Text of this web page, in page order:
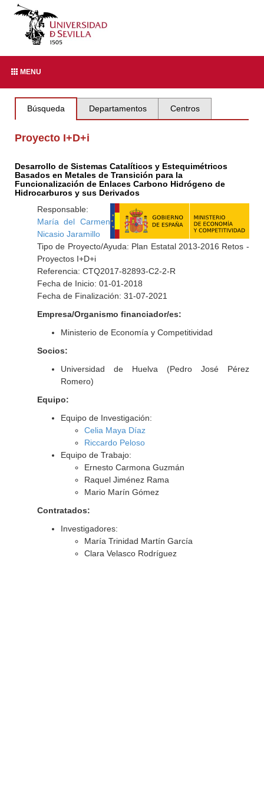
MENU
Búsqueda Departamentos Centros
Proyecto I+D+i
Desarrollo de Sistemas Catalíticos y Estequimétricos
Basados en Metales de Transición para la
Funcionalización de Enlaces Carbono Hidrógeno de
Hidrocarburos y sus Derivados
Responsable:
María del Carmen
Nicasio Jaramillo
Tipo de Proyecto/Ayuda: Plan Estatal 2013-2016 Retos -
Proyectos I+D+i
Referencia: CTQ2017-82893-C2-2-R
Fecha de Inicio: 01-01-2018
Fecha de Finalización: 31-07-2021
Empresa/Organismo financiador/es:
Ministerio de Economía y Competitividad
Socios:
Universidad de Huelva (Pedro José Pérez
Romero)
Equipo:
Equipo de Investigación:
Celia Maya Díaz
Riccardo Peloso
Equipo de Trabajo:
Ernesto Carmona Guzmán
Raquel Jiménez Rama
Mario Marín Gómez
Contratados:
Investigadores:
María Trinidad Martín García
Clara Velasco Rodríguez